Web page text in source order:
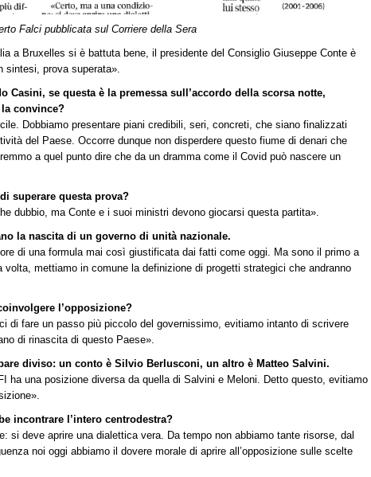
Falci pubblicata sul Corriere della Sera
a Bruxelles si è battuta bene, il presidente del Consiglio Giuseppe Conte è
sintesi, prova superata».
Casini, se questa è la premessa sull’accordo della scorsa notte,
convince?
Dobbiamo presentare piani credibili, seri, concreti, che siano finalizzati
del Paese. Occorre dunque non disperdere questo fiume di denari che
a quel punto dire che da un dramma come il Covid può nascere un
superare questa prova?
dubbio, ma Conte e i suoi ministri devono giocarsi questa partita».
la nascita di un governo di unità nazionale.
di una formula mai così giustificata dai fatti come oggi. Ma sono il primo a
volta, mettiamo in comune la definizione di progetti strategici che andranno
l’opposizione?
di fare un passo più piccolo del governissimo, evitiamo intanto di scrivere
di rinascita di questo Paese».
diviso: un conto è Silvio Berlusconi, un altro è Matteo Salvini.
ha una posizione diversa da quella di Salvini e Meloni. Detto questo, evitiamo
incontrare l’intero centrodestra?
si deve aprire una dialettica vera. Da tempo non abbiamo tante risorse, dal
noi oggi abbiamo il dovere morale di aprire all’opposizione sulle scelte